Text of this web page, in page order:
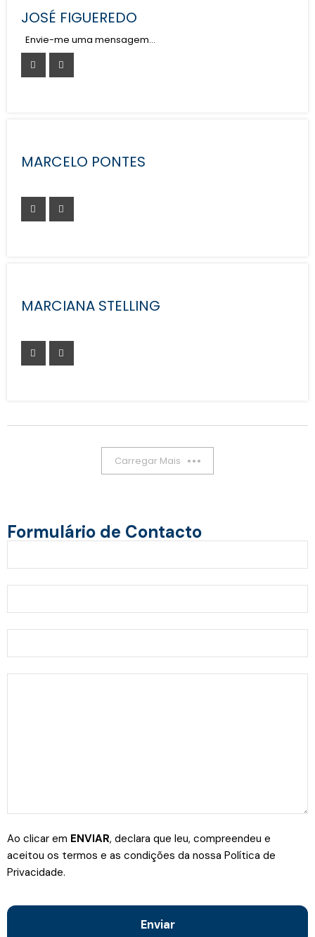
JOSÉ FIGUEREDO
Envie-me uma mensagem…
MARCELO PONTES
MARCIANA STELLING
Carregar Mais
Formulário de Contacto
Ao clicar em ENVIAR, declara que leu, compreendeu e
aceitou os termos e as condições da nossa Política de
Privacidade.
Enviar